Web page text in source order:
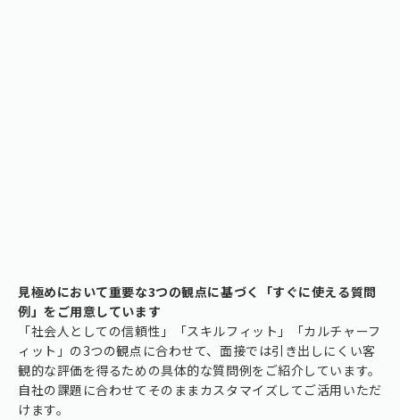
見極めにおいて重要な3つの観点に基づく「すぐに使える質問
例」をご用意しています
「社会人としての信頼性」「スキルフィット」「カルチャーフ
ィット」の3つの観点に合わせて、面接では引き出しにくい客
観的な評価を得るための具体的な質問例をご紹介しています。
自社の課題に合わせてそのままカスタマイズしてご活用いただ
けます。